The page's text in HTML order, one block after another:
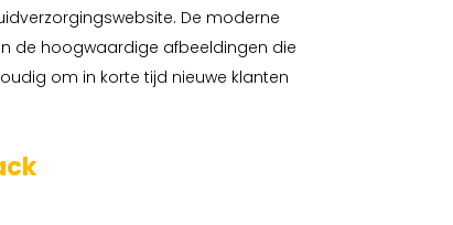
De moderne
de hoogwaardige afbeeldingen die
om in korte tijd nieuwe klanten